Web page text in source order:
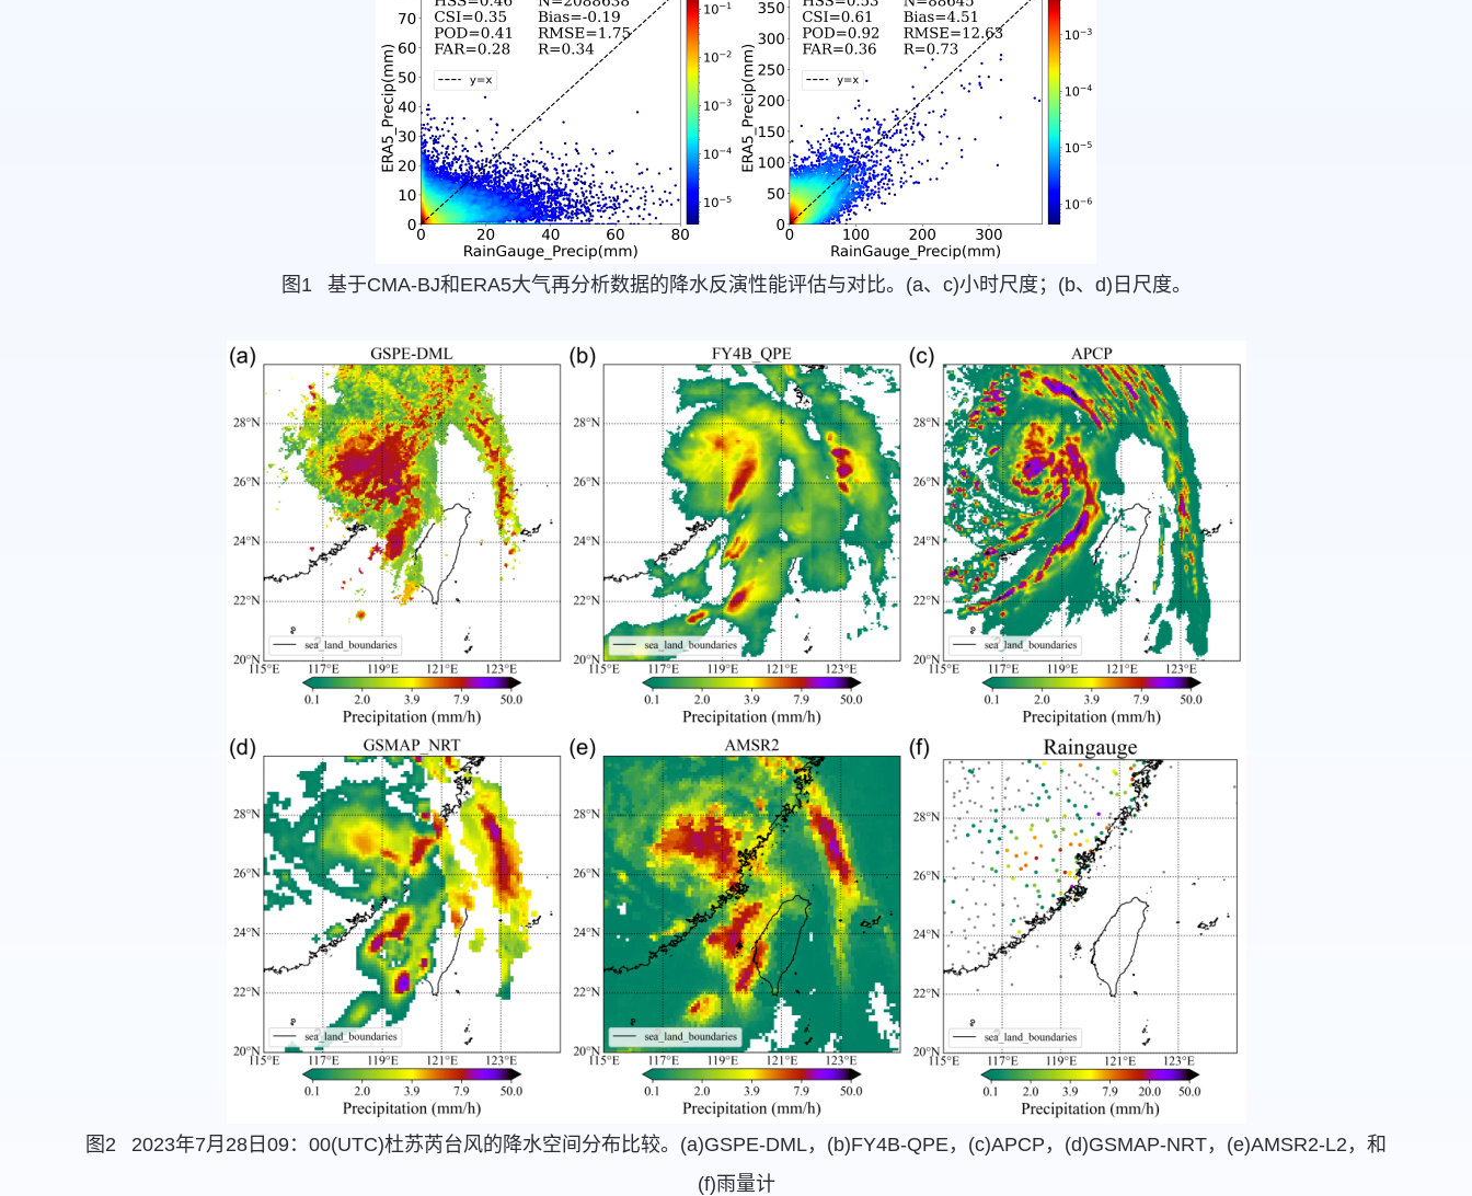
图1 基于CMA-BJ和ERA5大气再分析数据的降水反演性能评估与对比。(a、c)小时尺度；(b、d)日尺度。
图2 2023年7月28日09：00(UTC)杜苏芮台风的降水空间分布比较。(a)GSPE-DML，(b)FY4B-QPE，(c)APCP，(d)GSMAP-NRT，(e)AMSR2-L2，和
(f)雨量计